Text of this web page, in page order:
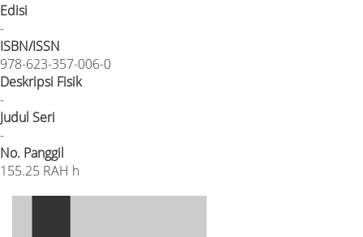
Edisi
-
ISBN/ISSN
978-623-357-006-0
Deskripsi Fisik
-
Judul Seri
-
No. Panggil
155.25 RAH h